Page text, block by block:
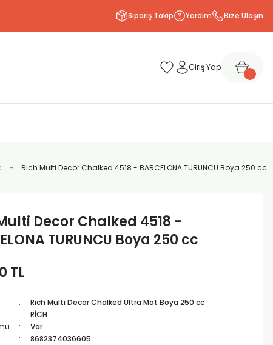
Sipariş Takip Yardım Bize Ulaşın
Giriş Yap
Rich Multi Decor Chalked 4518 - BARCELONA TURUNCU Boya 250 cc
Decor Chalked 4518 -
TURUNCU Boya 250 cc
TL
Rich Multi Decor Chalked Ultra Mat Boya 250 cc
RİCH
Var
8682374036605